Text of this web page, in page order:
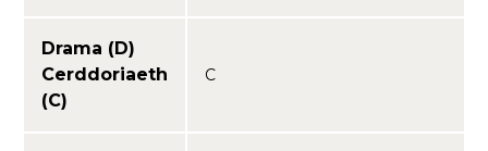
Drama (D)
Cerddoriaeth
(C)
C